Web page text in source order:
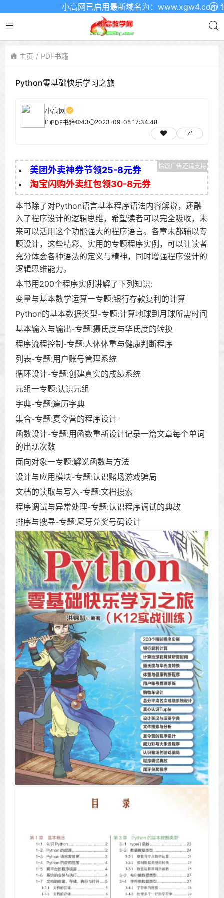
小高网已启用最新域名为：www.xgw4.com 记得收
主页 PDF书籍
Python零基础快乐学习之旅
小高网
PDF书籍 43 2023-09-05 17:34:48
美团外卖神券节领25-8元券
淘宝闪购外卖红包领30-8元券
本书除了对Python语言基本程序语法内容解说，还融
入了程序设计的逻辑思维，希望读者可以完全吸收，未
来可以活用这个功能强大的程序语言。各章末都辅以专
题设计，这些精彩、实用的专题程序实例，可以让读者
充分体会各种语法的定义与精神，同时增强程序设计的
逻辑思维能力。
本书用200个程序实例讲解了下列知识:
变量与基本数学运算一专题:银行存款复利的计算
Python的基本数据类型-专题:计算地球到月球所需时间
基本输入与输出-专题:摄氏度与华氏度的转换
程序流程控制-专题:人体体重与健康判断程序
列表-专题:用户账号管理系统
循环设计-专题:创建真实的成绩系统
元组一专题:认识元组
字典-专题:遍历字典
集合-专题:夏令营的程序设计
函数设计-专题:用函数重新设计记录一篇文章每个单词
的出现次数
面向对象一专题:解说函数与方法
设计与应用模块-专题:认识赌场游戏骗局
文档的读取与写入-专题:文档搜索
程序调试与异常处理-专题:认识程序调试的典故
排序与搜寻-专题:尾牙兑奖号码设计